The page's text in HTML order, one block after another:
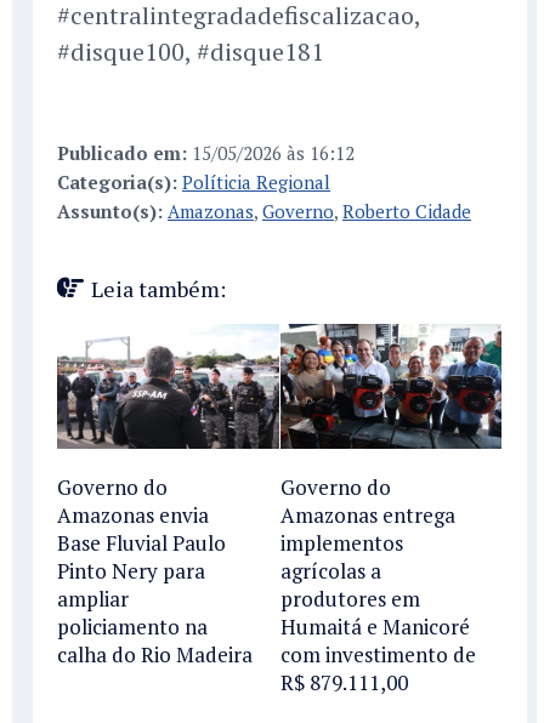
#centralintegradadefiscalizacao,
#disque100, #disque181
Publicado em: 15/05/2026 às 16:12
Categoria(s): Políticia Regional
Assunto(s): Amazonas, Governo, Roberto Cidade
Leia também:
Governo do
Amazonas envia
Base Fluvial Paulo
Pinto Nery para
ampliar
policiamento na
calha do Rio Madeira
Governo do
Amazonas entrega
implementos
agrícolas a
produtores em
Humaitá e Manicoré
com investimento de
R$ 879.111,00